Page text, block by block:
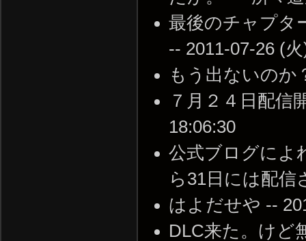
最後のチャプタ
-- 2011-07-26 (
もう出ないのか
７月２４日配
18:06:30
公式ブログによ
ら31日には配信
はよだせや --
DLC来た。けど